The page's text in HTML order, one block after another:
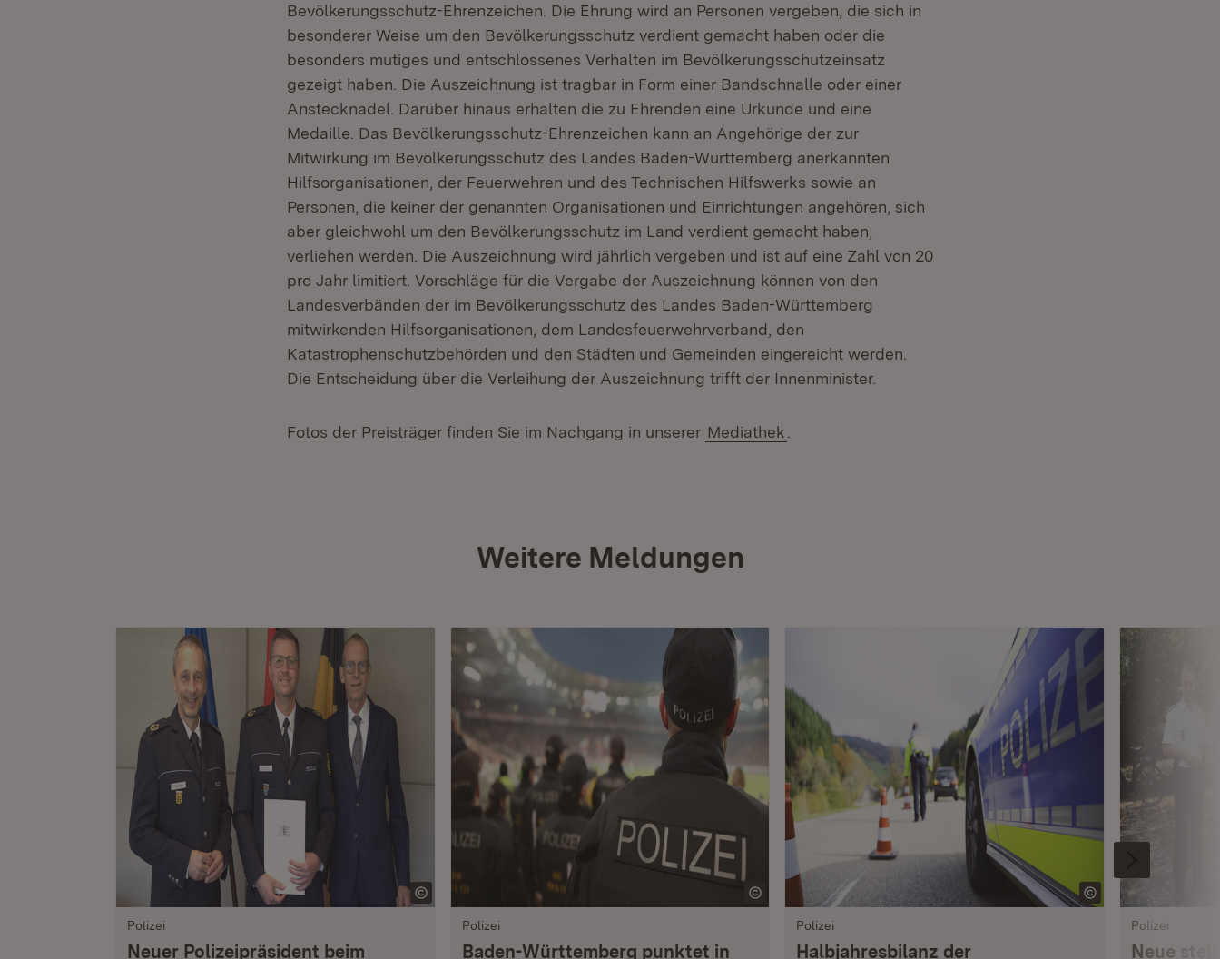
Bevölkerungsschutz-Ehrenzeichen. Die Ehrung wird an Personen vergeben, die sich in
besonderer Weise um den Bevölkerungsschutz verdient gemacht haben oder die
besonders mutiges und entschlossenes Verhalten im Bevölkerungsschutzeinsatz
gezeigt haben. Die Auszeichnung ist tragbar in Form einer Bandschnalle oder einer
Anstecknadel. Darüber hinaus erhalten die zu Ehrenden eine Urkunde und eine
Medaille. Das Bevölkerungsschutz-Ehrenzeichen kann an Angehörige der zur
Mitwirkung im Bevölkerungsschutz des Landes Baden-Württemberg anerkannten
Hilfsorganisationen, der Feuerwehren und des Technischen Hilfswerks sowie an
Personen, die keiner der genannten Organisationen und Einrichtungen angehören, sich
aber gleichwohl um den Bevölkerungsschutz im Land verdient gemacht haben,
verliehen werden. Die Auszeichnung wird jährlich vergeben und ist auf eine Zahl von 20
pro Jahr limitiert. Vorschläge für die Vergabe der Auszeichnung können von den
Landesverbänden der im Bevölkerungsschutz des Landes Baden-Württemberg
mitwirkenden Hilfsorganisationen, dem Landesfeuerwehrverband, den
Katastrophenschutzbehörden und den Städten und Gemeinden eingereicht werden.
Die Entscheidung über die Verleihung der Auszeichnung trifft der Innenminister.
Fotos der Preisträger finden Sie im Nachgang in unserer Mediathek
Weitere Meldungen
Polizei
Neuer Polizeipräsident beim
Polizei
Baden-Württemberg punktet in
Polizei
Halbjahresbilanz der
Polizei
Neue